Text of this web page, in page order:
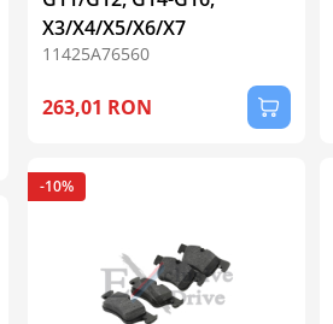
X3/X4/X5/X6/X7
11425A76560
263,01 RON
-10%